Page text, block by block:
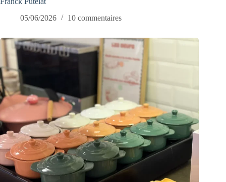
05/06/2026
10 commentaires